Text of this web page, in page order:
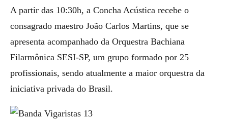
A partir das 10:30h, a Concha Acústica recebe o
consagrado maestro João Carlos Martins, que se
apresenta acompanhado da Orquestra Bachiana
Filarmônica SESI-SP, um grupo formado por 25
profissionais, sendo atualmente a maior orquestra da
iniciativa privada do Brasil.